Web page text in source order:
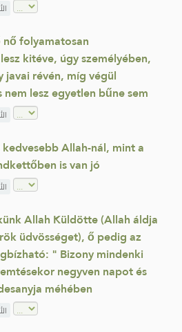
folyamatosan
kitéve, úgy személyében,
révén, míg végül
lesz egyetlen bűne sem
Allah-nál, mint a
is van jó
Allah Küldötte (Allah áldja
üdvösséget), ő pedig az
" Bizony mindenki
negyven napot és
méhében